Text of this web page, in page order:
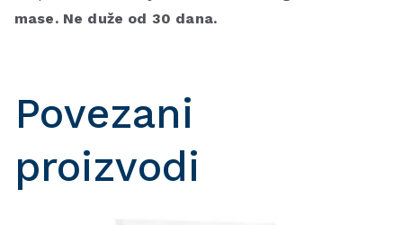
mase. Ne duže od 30 dana.
Povezani
proizvodi